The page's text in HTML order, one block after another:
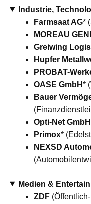
Industrie,
Farmsaat AG*
MOREAU
Greiwing
Hupfer
PROBAT-
OASE GmbH*
Bauer
Opti-Net GmbH
Primox*
NEXSD
Medien &
ZDF